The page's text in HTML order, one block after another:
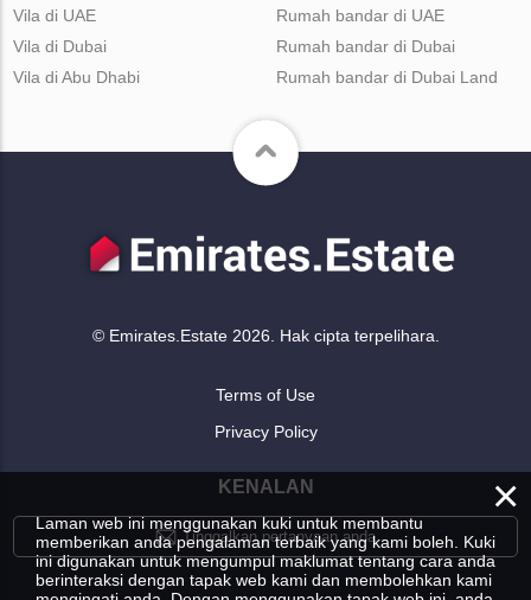
Vila di UAE
Vila di Dubai
Vila di Abu Dhabi
Rumah bandar di UAE
Rumah bandar di Dubai
Rumah bandar di Dubai Land
© Emirates.Estate 2026. Hak cipta terpelihara.
Terms of Use
Privacy Policy
KENALAN
Tinggalkan pertanyaan anda
×
Laman web ini menggunakan kuki untuk membantu
memberikan anda pengalaman terbaik yang kami boleh. Kuki
ini digunakan untuk mengumpul maklumat tentang cara anda
berinteraksi dengan tapak web kami dan membolehkan kami